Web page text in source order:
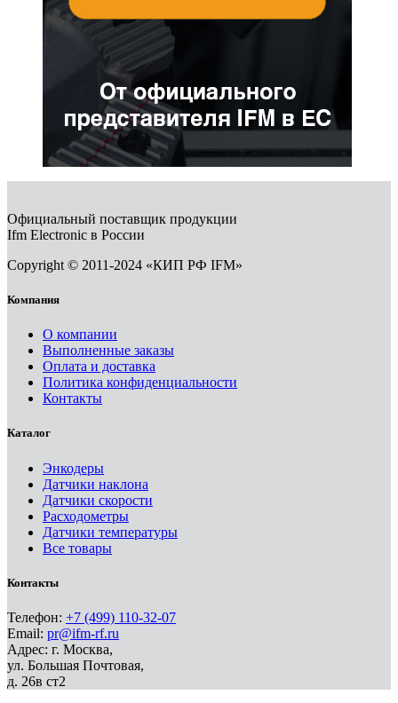
Официальный поставщик продукции
Ifm Electronic в России
Copyright © 2011-2024 «КИП РФ IFM»
Компания
О компании
Выполненные заказы
Оплата и доставка
Политика конфиденциальности
Контакты
Каталог
Энкодеры
Датчики наклона
Датчики скорости
Расходометры
Датчики температуры
Все товары
Контакты
Телефон: +7 (499) 110-32-07
Email: pr@ifm-rf.ru
Адрес: г. Москва,
ул. Большая Почтовая,
д. 26в ст2